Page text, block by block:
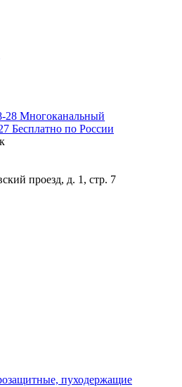
28 Многоканальный
Бесплатно по России
проезд, д. 1, стр. 7
пуходержащие